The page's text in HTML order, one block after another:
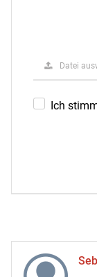
Datei
Ich